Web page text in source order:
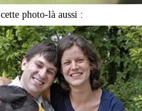
photo-là aussi :